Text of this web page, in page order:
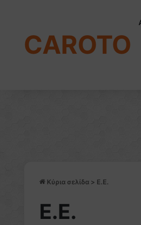
CAROTO
Κύρια σελίδα > E.E.
E.E.